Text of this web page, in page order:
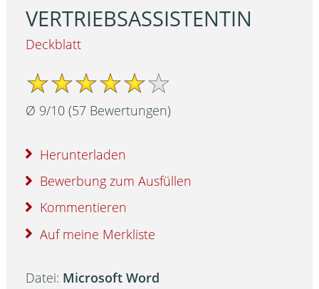
VERTRIEBSASSISTENTIN
Deckblatt
Ø 9/10 (57 Bewertungen)
Herunterladen
Bewerbung zum Ausfüllen
Kommentieren
Auf meine Merkliste
Datei: Microsoft Word